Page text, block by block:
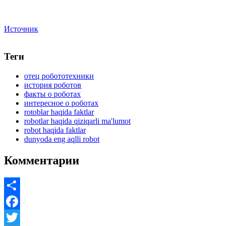
Источник
Теги
отец робототехники
история роботов
факты о роботах
интересное о роботах
rotoblar haqida faktlar
robotlar haqida qiziqarli ma'lumot
robot haqida faktlar
dunyoda eng aqlli robot
Комментарии
Share
Facebook